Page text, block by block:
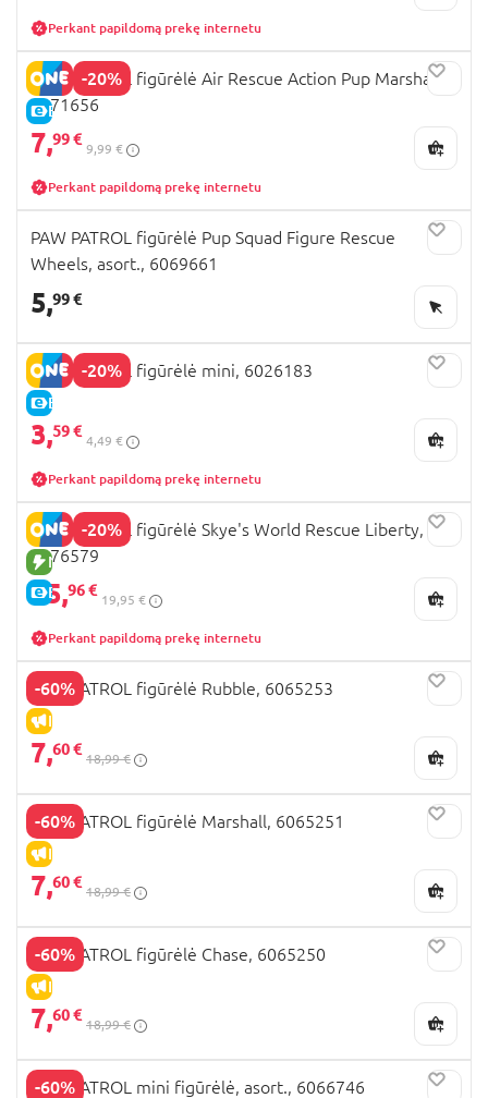
Perkant papildomą prekę internetu
-20%
E-KAINA
PAW PATROL figūrėlė Air Rescue Action Pup Marshall,
6071656
7,99 €
9,99 €
Perkant papildomą prekę internetu
PAW PATROL figūrėlė Pup Squad Figure Rescue
Wheels, asort., 6069661
5,99 €
-20%
E-KAINA
PAW PATROL figūrėlė mini, 6026183
3,59 €
4,49 €
Perkant papildomą prekę internetu
-20%
NAUJA PREKĖ
E-KAINA
PAW PATROL figūrėlė Skye's World Rescue Liberty,
6076579
15,96 €
19,95 €
Perkant papildomą prekę internetu
-60%
IŠPARDAVIMAS
PAW PATROL figūrėlė Rubble, 6065253
7,60 €
18,99 €
-60%
IŠPARDAVIMAS
PAW PATROL figūrėlė Marshall, 6065251
7,60 €
18,99 €
-60%
IŠPARDAVIMAS
PAW PATROL figūrėlė Chase, 6065250
7,60 €
18,99 €
-60%
PAW PATROL mini figūrėlė, asort., 6066746